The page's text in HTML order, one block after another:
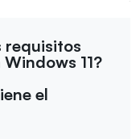
requisitos
11?
el